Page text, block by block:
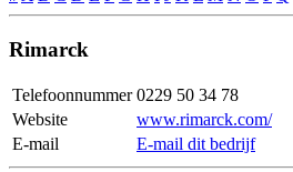
Rimarck
Telefoonnummer 0229 50 34 78
Website
www.rimarck.com/
E-mail
E-mail dit bedrijf